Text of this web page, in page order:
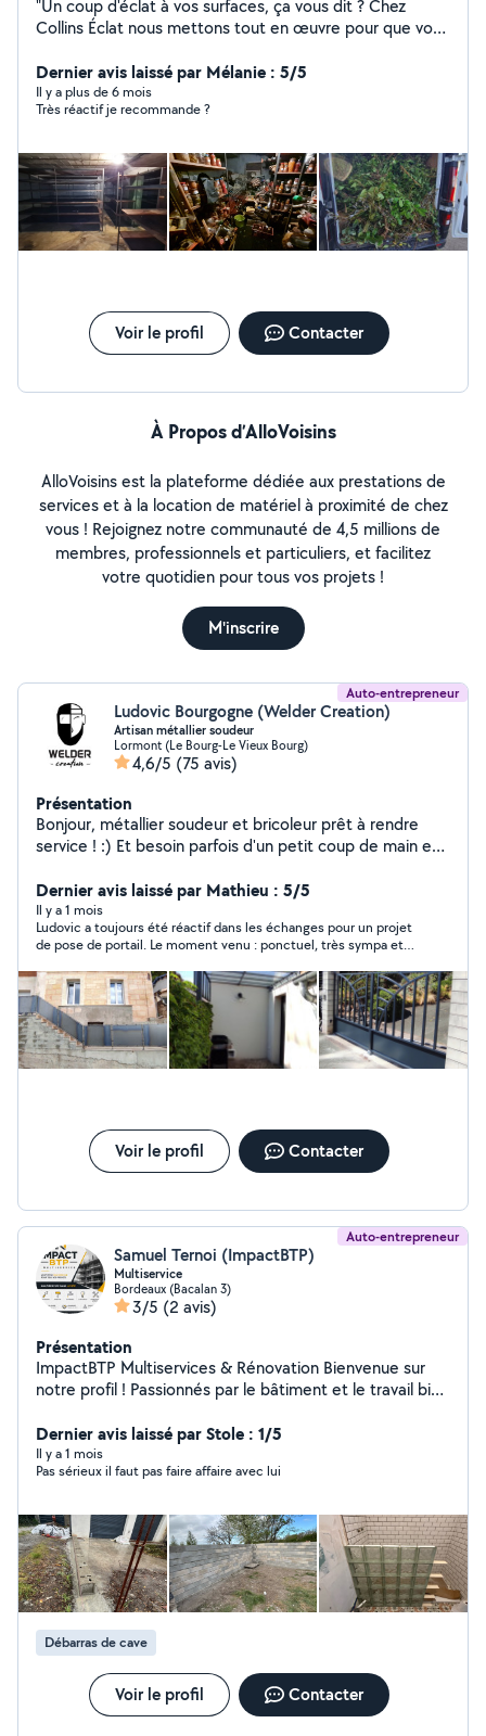
"Un coup d'éclat à vos surfaces, ça vous dit ? Chez
Collins Éclat nous mettons tout en œuvre pour que vos
- Nettoyage des Vitres, Façades, Toitures, Terrasses,
Gouttières - Nettoyage et Débarras de Jardin : tonte,
taille, élagage... - Débarras : encombrants, déchets
bien fait, toujours avec le sourire. - Disponible
rapidement. - Devis gratuit, sans surprise. Envie de
surfaces impeccable ? Contactez-moi pour un devis
rapide et gratuit. Je serai ravi de vous aider !
Dernier avis laissé par Mélanie : 5/5
Il y a plus de 6 mois
Très réactif je recommande ?
Voir le profil Contacter
À Propos d’AlloVoisins
AlloVoisins est la plateforme dédiée aux prestations de
services et à la location de matériel à proximité de chez
vous ! Rejoignez notre communauté de 4,5 millions de
membres, professionnels et particuliers, et facilitez
votre quotidien pour tous vos projets !
M'inscrire
Auto-entrepreneur
Ludovic Bourgogne (Welder Creation)
Artisan métallier soudeur
Lormont (Le Bourg-Le Vieux Bourg)
4,6/5 (75 avis)
Présentation
Bonjour, métallier soudeur et bricoleur prêt à rendre
service ! :) Et besoin parfois d'un petit coup de main en
soudure : - réparations sur-mesure - fabrication de
mobilier et structures - pose d'ouvrages métalliques
Dernier avis laissé par Mathieu : 5/5
Il y a 1 mois
Ludovic a toujours été réactif dans les échanges pour un projet
de pose de portail. Le moment venu : ponctuel, très sympa et
Voir le profil Contacter
Auto-entrepreneur
Samuel Ternoi (ImpactBTP)
Multiservice
Bordeaux (Bacalan 3)
3/5 (2 avis)
Présentation
ImpactBTP Multiservices & Rénovation Bienvenue sur
notre profil ! Passionnés par le bâtiment et le travail bien
vos travaux de rénovation, d'entretien et de bricolage.
Peinture intérieure et extérieure Petits travaux de
rénovation Montage de meubles et aménagements
petits espaces verts Manutention et aide au
déménagement Divers travaux de bricolage et
multiservices Sérieux, réactifs et soigneux, nous
accordons une grande importance à la qualité du travail
et à la satisfaction de nos clients. Chaque projet est
réalisé avec professionnalisme, dans le respect de vos
besoins et de votre budget.
Dernier avis laissé par Stole : 1/5
Il y a 1 mois
Pas sérieux il faut pas faire affaire avec lui
Débarras de cave
Voir le profil Contacter